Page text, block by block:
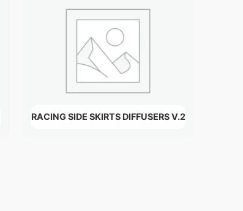
RACING SIDE SKIRTS DIFFUSERS V.2